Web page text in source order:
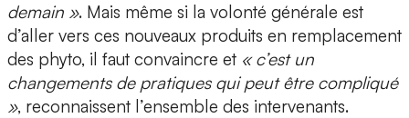
demain ». Mais même si la volonté générale est
d’aller vers ces nouveaux produits en remplacement
des phyto, il faut convaincre et « c’est un
changements de pratiques qui peut être compliqué
», reconnaissent l’ensemble des intervenants.